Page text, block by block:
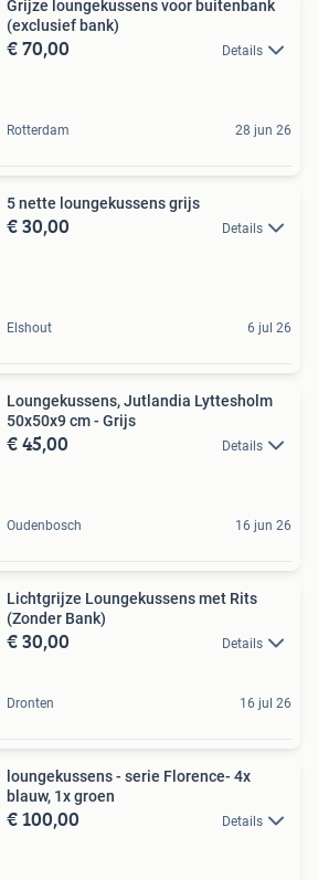
Grijze loungekussens voor buitenbank
(exclusief bank)
€ 70,00 Details
Rotterdam 28 jun 26
5 nette loungekussens grijs
€ 30,00 Details
Elshout 6 jul 26
Loungekussens, Jutlandia Lyttesholm
50x50x9 cm - Grijs
€ 45,00 Details
Oudenbosch 16 jun 26
Lichtgrijze Loungekussens met Rits
(Zonder Bank)
€ 30,00 Details
Dronten 16 jul 26
loungekussens - serie Florence- 4x
blauw, 1x groen
€ 100,00 Details